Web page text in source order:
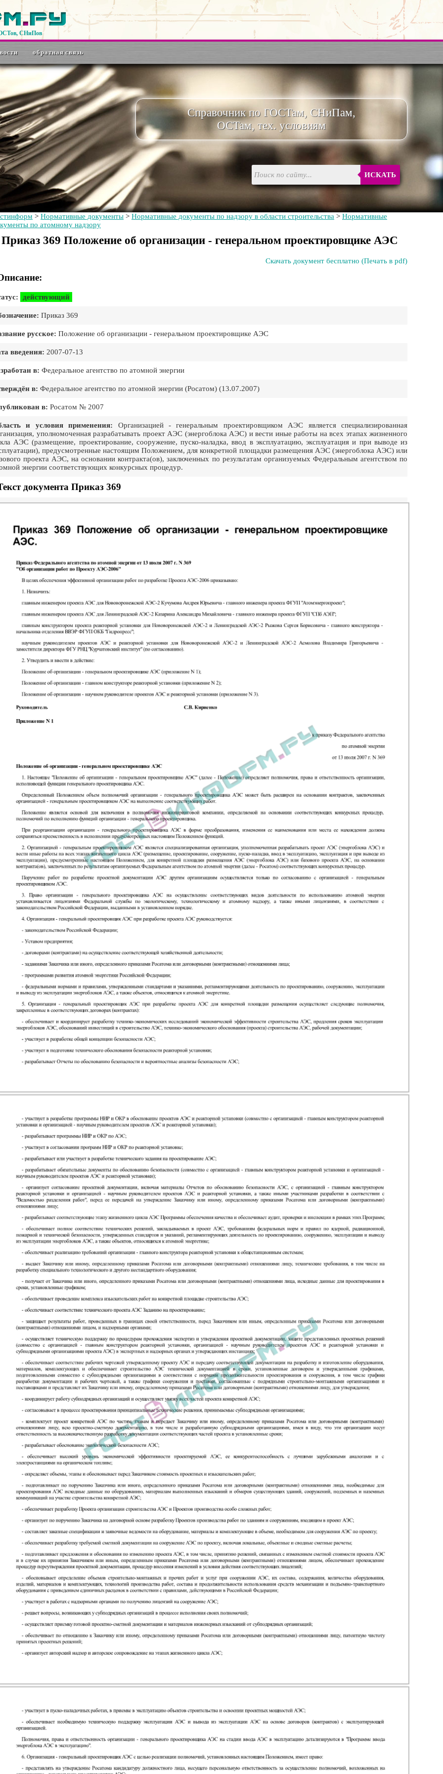
СНиПов
обратная связь
Справочник по ГОСТам, СНиПам,
ОСТам, тех. условиям
ИСКАТЬ
> Нормативные документы > Нормативные документы по надзору в области строительства > Нормативные
по атомному надзору
Приказ 369 Положение об организации - генеральном проектировщике АЭС
Скачать документ бесплатно (Печать в pdf)
действующий
Приказ 369
русское: Положение об организации - генеральном проектировщике АЭС
введения: 2007-07-13
в: Федеральное агентство по атомной энергии
в: Федеральное агентство по атомной энергии (Росатом) (13.07.2007)
в: Росатом № 2007
и условия применения: Организацией - генеральным проектировщиком АЭС является специализированная
уполномоченная разрабатывать проект АЭС (энергоблока АЭС) и вести иные работы на всех этапах жизненного
АЭС (размещение, проектирование, сооружение, пуско-наладка, ввод в эксплуатацию, эксплуатация и при выводе из
предусмотренные настоящим Положением, для конкретной площадки размещения АЭС (энергоблока АЭС) или
проекта АЭС, на основании контракта(ов), заключенных по результатам организуемых Федеральным агентством по
энергии соответствующих конкурсных процедур.
документа Приказ 369